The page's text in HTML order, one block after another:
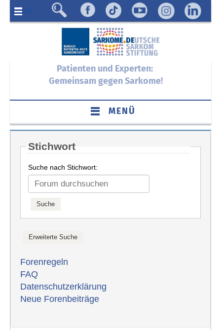
Menü
Patienten und Experten:
Gemeinsam gegen Sarkome!
MENÜ
Stichwort
Suche nach Stichwort:
Forenregeln
FAQ
Datenschutzerklärung
Neue Forenbeiträge